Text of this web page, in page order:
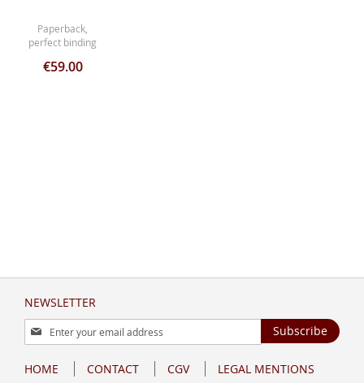
Paperback,
perfect binding
€59.00
NEWSLETTER
Sign
Up
Our
Subscribe
HOME CONTACT CGV LEGAL MENTIONS